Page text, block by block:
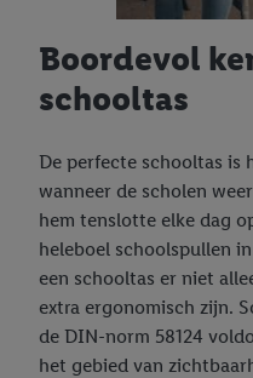
Boordevol
schooltas
De perfecte schooltas is
wanneer de scholen
hem tenslotte elke dag
heleboel schoolspullen
een schooltas er niet
extra ergonomisch zijn.
de DIN-norm 58124
het gebied van